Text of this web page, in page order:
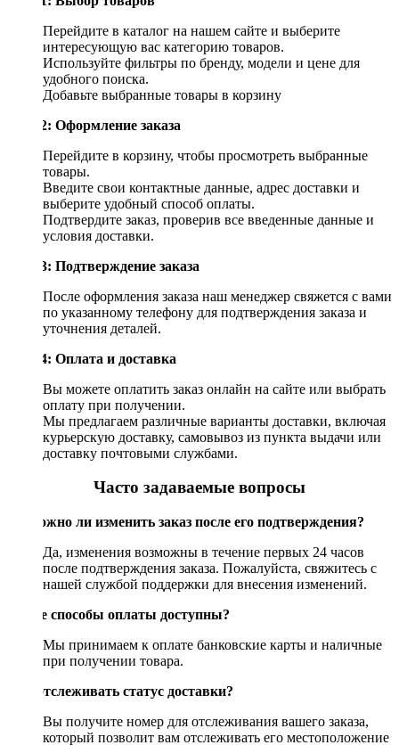
Перейдите в каталог на нашем сайте и выберите
интересующую вас категорию товаров.
Используйте фильтры по бренду, модели и цене для
удобного поиска.
Добавьте выбранные товары в корзину
Шаг 2: Оформление заказа
Перейдите в корзину, чтобы просмотреть выбранные
товары.
Введите свои контактные данные, адрес доставки и
выберите удобный способ оплаты.
Подтвердите заказ, проверив все введенные данные и
условия доставки.
Шаг 3: Подтверждение заказа
После оформления заказа наш менеджер свяжется с вами
по указанному телефону для подтверждения заказа и
уточнения деталей.
Шаг 4: Оплата и доставка
Вы можете оплатить заказ онлайн на сайте или выбрать
оплату при получении.
Мы предлагаем различные варианты доставки, включая
курьерскую доставку, самовывоз из пункта выдачи или
доставку почтовыми службами.
Часто задаваемые вопросы
Возможно ли изменить заказ после его подтверждения?
Да, изменения возможны в течение первых 24 часов
после подтверждения заказа. Пожалуйста, свяжитесь с
нашей службой поддержки для внесения изменений.
Какие способы оплаты доступны?
Мы принимаем к оплате банковские карты и наличные
при получении товара.
Как отслеживать статус доставки?
Вы получите номер для отслеживания вашего заказа,
который позволит вам отслеживать его местоположение